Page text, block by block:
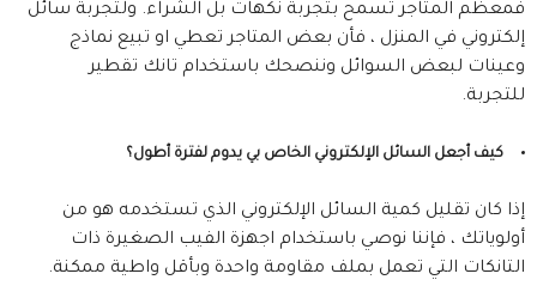
فمعظم المتاجر تسمح بتجربة نكهات بل الشراء. ولتجربة سائل
إلكتروني في المنزل ، فأن بعض المتاجر تعطي او تبيع نماذج
وعينات لبعض السوائل وننصحك باستخدام تانك تقطير
للتجربة.
كيف أجعل السائل الإلكتروني الخاص بي يدوم لفترة أطول؟
إذا كان تقليل كمية السائل الإلكتروني الذي تستخدمه هو من
أولوياتك ، فإننا نوصي باستخدام اجهزة الفيب الصغيرة ذات
التانكات التي تعمل بملف مقاومة واحدة وبأقل واطية ممكنة.